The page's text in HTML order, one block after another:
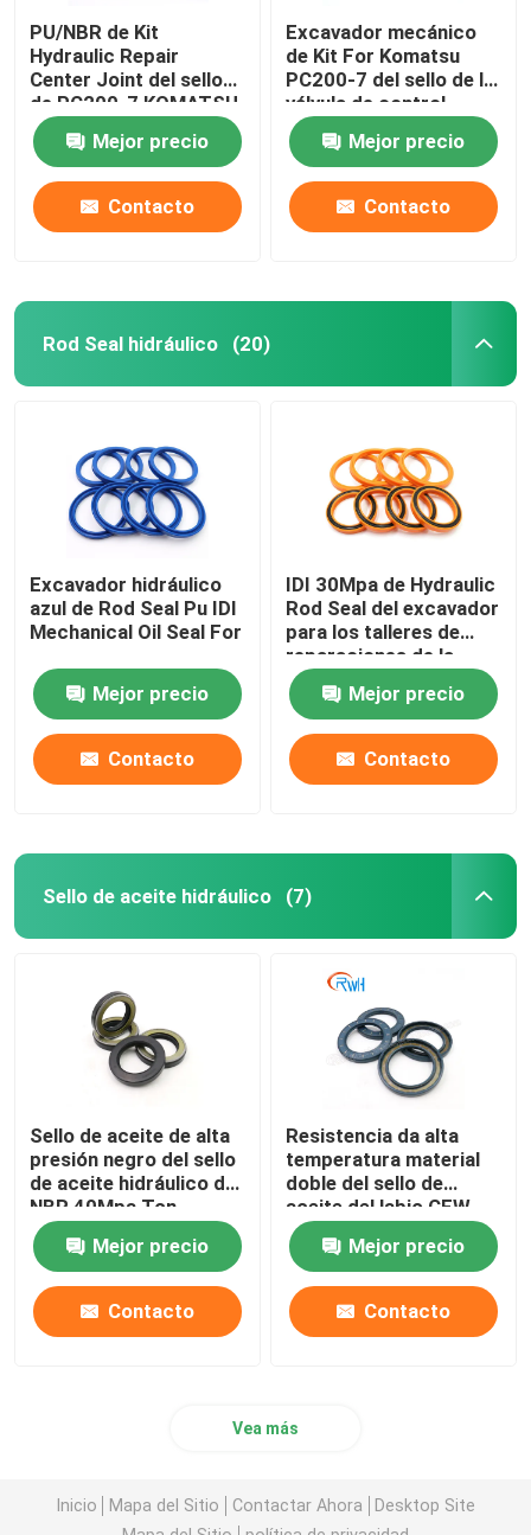
PU/NBR de Kit
Hydraulic Repair
Center Joint del sello
de PC200-7 KOMATSU
Mejor precio
Contacto
Excavador mecánico
de Kit For Komatsu
PC200-7 del sello de la
válvula de control
Mejor precio
Contacto
Rod Seal hidráulico (20)
Excavador hidráulico
azul de Rod Seal Pu IDI
Mechanical Oil Seal For
Mejor precio
Contacto
IDI 30Mpa de Hydraulic
Rod Seal del excavador
para los talleres de
reparaciones de la
maquinaria
Mejor precio
Contacto
Sello de aceite hidráulico (7)
Sello de aceite de alta
presión negro del sello
de aceite hidráulico de
NBR 40Mpa Tcn
Mejor precio
Contacto
Resistencia da alta
temperatura material
doble del sello de
aceite del labio CFW
FKM
Mejor precio
Contacto
Vea más
Inicio Mapa del Sitio Contactar Ahora
Desktop Site